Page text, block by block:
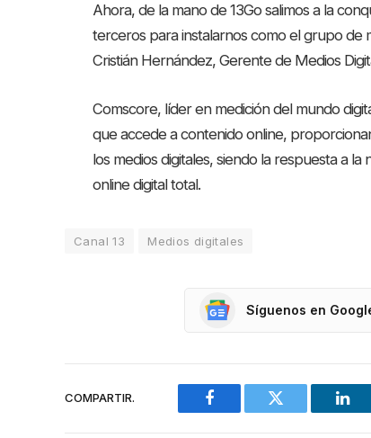
Ahora, de la mano de 13Go salimos a la
terceros para instalarnos como el grupo de
Cristián Hernández, Gerente de Medios
Comscore, líder en medición del mundo
que accede a contenido online,
los medios digitales, siendo la respuesta a
online digital total.
Canal 13 Medios digitales
Síguenos en
COMPARTIR.
Facebook Twitter